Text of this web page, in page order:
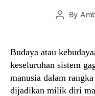
Post
By
Budaya atau
keseluruhan sistem
manusia dalam
dijadikan milik diri